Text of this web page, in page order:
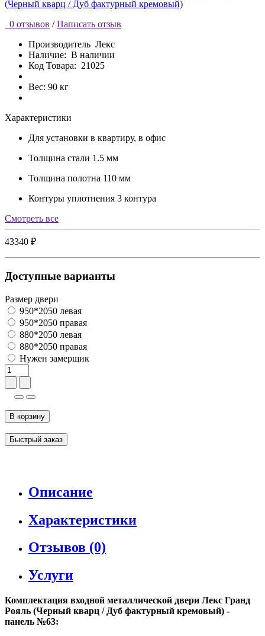
0 отзывов / Написать отзыв
Производитель Лекс
Наличие: В наличии
Код Товара: 21025
Вес: 90 кг
Характеристики
Для установки в квартиру, в офис
Толщина стали 1.5 мм
Толщина полотна 110 мм
Контуры уплотнения 3 контура
Cмотреть все
43340 ₽
Доступные варианты
Размер двери
950*2050 левая
950*2050 правая
880*2050 левая
880*2050 правая
Нужен замерщик
В корзину
Быстрый заказ
Описание
Характеристики
Отзывов (0)
Услуги
Комплектация входной металлической двери Лекс Гранд
Рояль (Черный кварц / Дуб фактурный кремовый) -
панель №63: